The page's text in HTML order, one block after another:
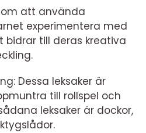
att använda
experimentera med
bidrar till deras kreativa
Dessa leksaker är
till rollspel och
leksaker är dockor,